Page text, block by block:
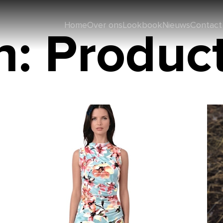
HomeOver onsLookbookNieuwsContact